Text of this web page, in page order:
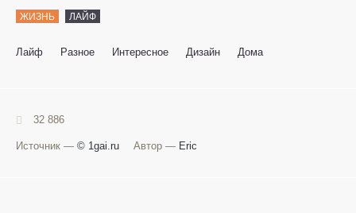
ЖИЗНЬ ЛАЙФ
Лайф Разное Интересное Дизайн Дома
32 886
Источник — © 1gai.ru Автор — Eric